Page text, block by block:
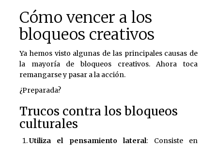
Cómo vencer a los
bloqueos creativos
Ya hemos visto algunas de las principales causas de
la mayoría de bloqueos creativos. Ahora toca
remangarse y pasar a la acción.
¿Preparada?
Trucos contra los bloqueos
culturales
Utiliza el pensamiento lateral: Consiste en